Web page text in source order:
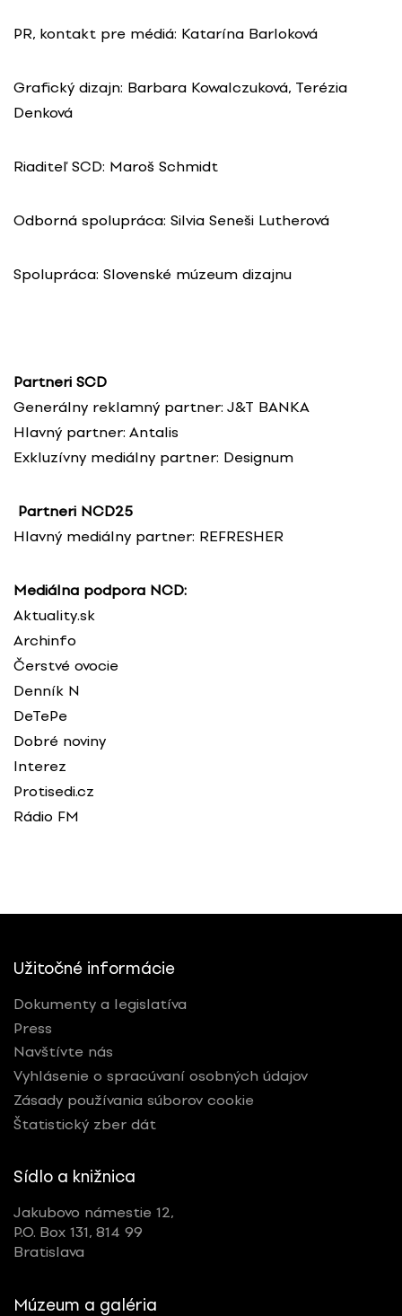
PR, kontakt pre médiá: Katarína Barloková
Grafický dizajn: Barbara Kowalczuková, Terézia
Denková
Riaditeľ SCD: Maroš Schmidt
Odborná spolupráca: Silvia Seneši Lutherová
Spolupráca: Slovenské múzeum dizajnu
Partneri SCD
Generálny reklamný partner: J&T BANKA
Hlavný partner: Antalis
Exkluzívny mediálny partner: Designum
Partneri NCD25
Hlavný mediálny partner: REFRESHER
Mediálna podpora NCD:
Aktuality.sk
Archinfo
Čerstvé ovocie
Denník N
DeTePe
Dobré noviny
Interez
Protisedi.cz
Rádio FM
Užitočné informácie
Dokumenty a legislatíva
Press
Navštívte nás
Vyhlásenie o spracúvaní osobných údajov
Zásady používania súborov cookie
Štatistický zber dát
Sídlo a knižnica
Jakubovo námestie 12,
P.O. Box 131, 814 99
Bratislava
Múzeum a galéria